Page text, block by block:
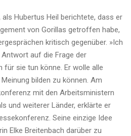
Hubertus Heil berichtete, dass er
von Gorillas getroffen habe,
kritisch gegenüber. »Ich
auf die Frage der
für sie tun könne. Er wolle alle
bilden zu können. Am
mit den Arbeitsministern
und weiterer Länder, erklärte er
Seine einzige Idee
Elke Breitenbach darüber zu